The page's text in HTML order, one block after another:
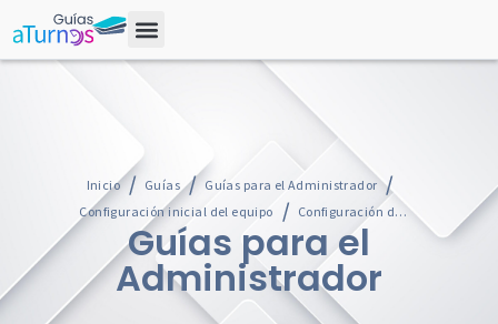
Inicio Guías
Guías para el Administrador
Configuración inicial del equipo
Configuración de perfiles, roles y creación de usuarios
Guías para el
Administrador